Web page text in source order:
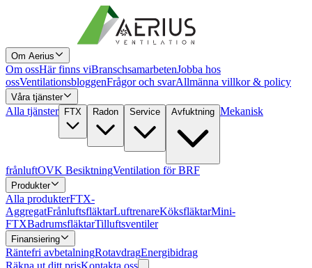
Om Aerius
Om ossHär finns viBranschsamarbetenJobba hos
ossVentilationsbloggenFrågor och svarAllmänna villkor & policy
Våra tjänster
Alla tjänster FTX Radon Service Avfuktning Mekanisk
frånluftOVK BesiktningVentilation för BRF
Produkter
Alla produkterFTX-
AggregatFrånluftsfläktarLuftrenareKöksfläktarMini-
FTXBadrumsfläktarTilluftsventiler
Finansiering
Räntefri avbetalningRotavdragEnergibidrag
Räkna ut ditt prisKontakta oss